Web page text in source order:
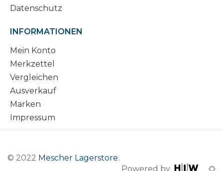
Datenschutz
INFORMATIONEN
Mein Konto
Merkzettel
Vergleichen
Ausverkauf
Marken
Impressum
© 2022 Mescher Lagerstore.
Powered by